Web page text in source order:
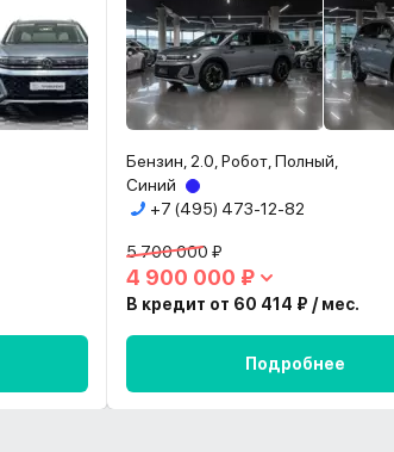
Бензин, 2.0, Робот, Полный,
Синий
+7 (495) 473-12-82
5 700 000 ₽
4 900 000 ₽
В кредит от 60 414 ₽ / мес.
Подробнее